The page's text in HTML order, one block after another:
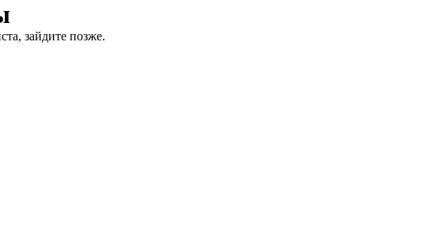
зайдите позже.